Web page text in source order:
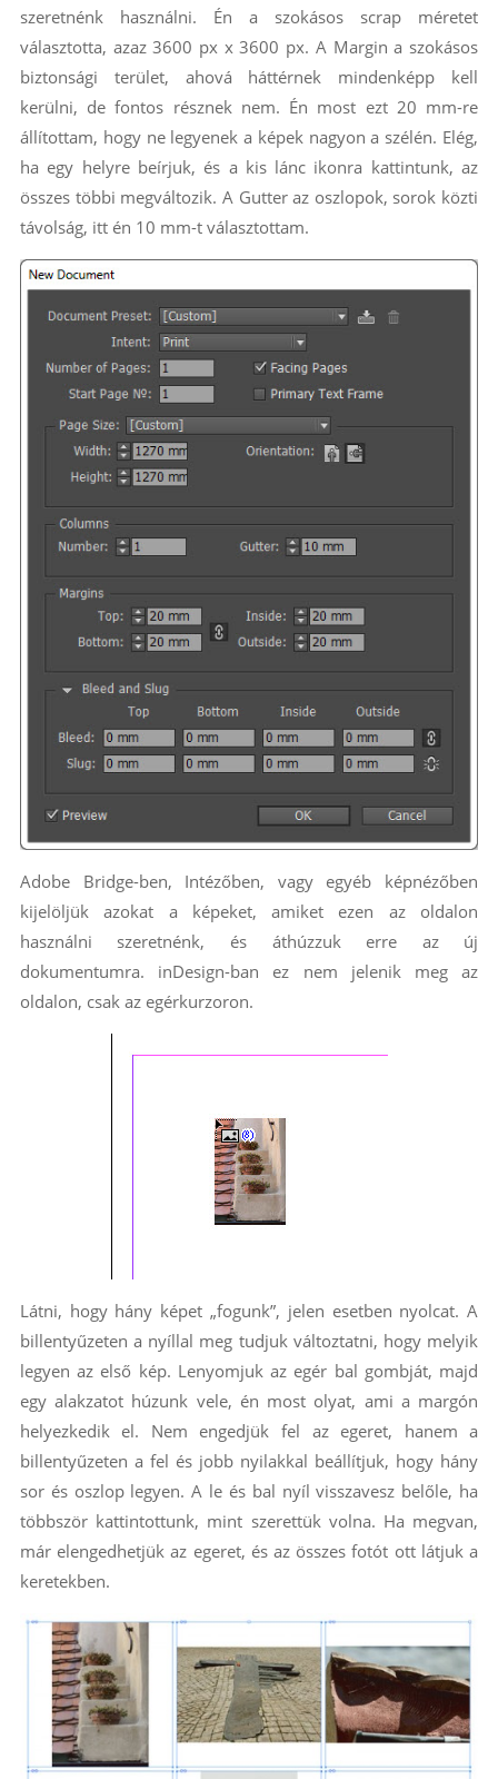
szeretnénk használni. Én a szokásos scrap méretet
választotta, azaz 3600 px x 3600 px. A Margin a szokásos
biztonsági terület, ahová háttérnek mindenképp kell
kerülni, de fontos résznek nem. Én most ezt 20 mm-re
állítottam, hogy ne legyenek a képek nagyon a szélén. Elég,
ha egy helyre beírjuk, és a kis lánc ikonra kattintunk, az
összes többi megváltozik. A Gutter az oszlopok, sorok közti
távolság, itt én 10 mm-t választottam.
Adobe Bridge-ben, Intézőben, vagy egyéb képnézőben
kijelöljük azokat a képeket, amiket ezen az oldalon
használni szeretnénk, és áthúzzuk erre az új
dokumentumra. inDesign-ban ez nem jelenik meg az
oldalon, csak az egérkurzoron.
Látni, hogy hány képet „fogunk”, jelen esetben nyolcat. A
billentyűzeten a nyíllal meg tudjuk változtatni, hogy melyik
legyen az első kép. Lenyomjuk az egér bal gombját, majd
egy alakzatot húzunk vele, én most olyat, ami a margón
helyezkedik el. Nem engedjük fel az egeret, hanem a
billentyűzeten a fel és jobb nyilakkal beállítjuk, hogy hány
sor és oszlop legyen. A le és bal nyíl visszavesz belőle, ha
többször kattintottunk, mint szerettük volna. Ha megvan,
már elengedhetjük az egeret, és az összes fotót ott látjuk a
keretekben.